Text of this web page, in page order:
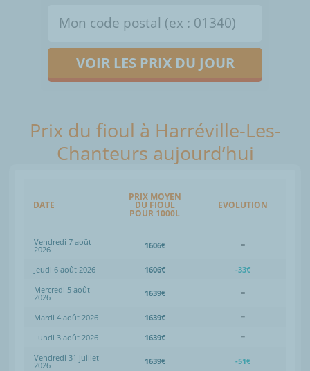
VOIR LES PRIX DU JOUR
Prix du fioul à Harréville-Les-
Chanteurs aujourd’hui
DATE
PRIX MOYEN
DU FIOUL
POUR 1000L
EVOLUTION
Vendredi 7 août
2026 1606€ =
Jeudi 6 août 2026 1606€
-33€
Mercredi 5 août
2026 1639€ =
Mardi 4 août 2026 1639€
=
Lundi 3 août 2026
1639€
=
Vendredi 31 juillet
2026 1639€ -51€